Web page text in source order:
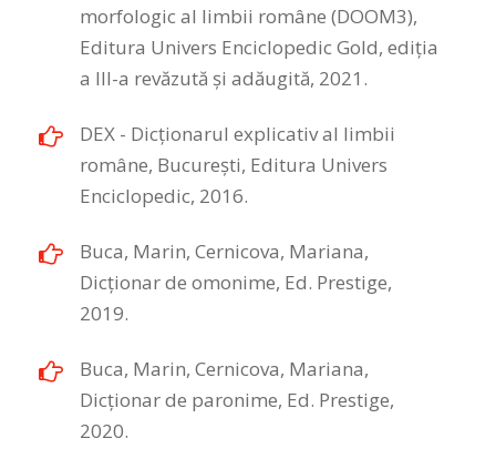
morfologic al limbii române (DOOM3),
Editura Univers Enciclopedic Gold, ediția
a III-a revăzută și adăugită, 2021.
DEX - Dicţionarul explicativ al limbii
române, Bucureşti, Editura Univers
Enciclopedic, 2016.
Buca, Marin, Cernicova, Mariana,
Dicționar de omonime, Ed. Prestige,
2019.
Buca, Marin, Cernicova, Mariana,
Dicționar de paronime, Ed. Prestige,
2020.